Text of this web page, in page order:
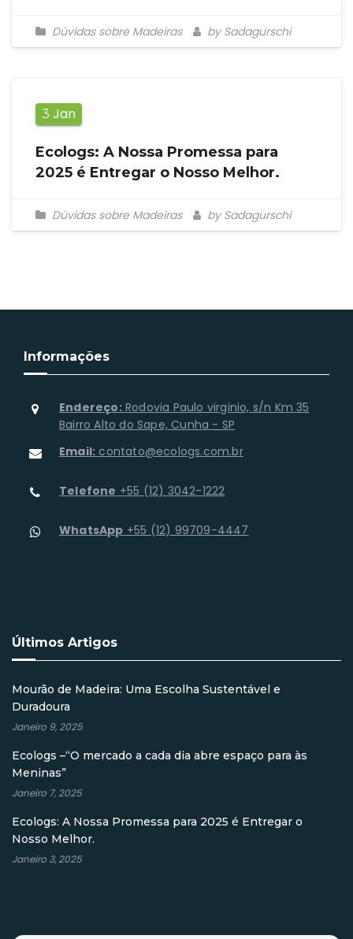
Dúvidas sobre Madeiras by Sadagurschi
3 Jan
Ecologs: A Nossa Promessa para
2025 é Entregar o Nosso Melhor.
Dúvidas sobre Madeiras by Sadagurschi
Informações
Endereço:Rodovia Paulo virginio, s/n Km 35
Bairro Alto do Sape, Cunha - SP
Email: contato@ecologs.com.br
Telefone +55 (12) 3042-1222
WhatsApp +55 (12) 99709-4447
Últimos Artigos
Mourão de Madeira: Uma Escolha Sustentável e
Duradoura
Janeiro 9, 2025
Ecologs –“O mercado a cada dia abre espaço para às
Meninas”
Janeiro 7, 2025
Ecologs: A Nossa Promessa para 2025 é Entregar o
Nosso Melhor.
Janeiro 3, 2025